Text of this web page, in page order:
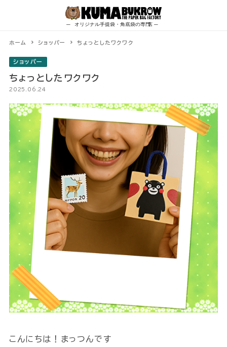
ホーム ショッパー ちょっとしたワクワク
ショッパー
ちょっとしたワクワク
2025.06.24
こんにちは！まっつんです